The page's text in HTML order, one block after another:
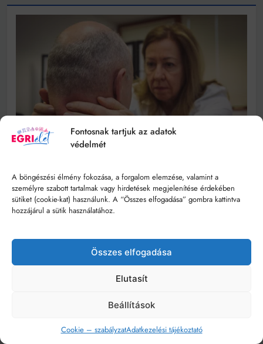
Fontosnak tartjuk az adatok
védelmét
A böngészési élmény fokozása, a forgalom elemzése, valamint a
személyre szabott tartalmak vagy hirdetések megjelenítése érdekében
sütiket (cookie-kat) használunk. A “Összes elfogadása” gombra kattintva
hozzájárul a sütik használatához.
Összes elfogadása
Elutasít
Beállítások
Cookie – szabályzatAdatkezelési tájékoztató